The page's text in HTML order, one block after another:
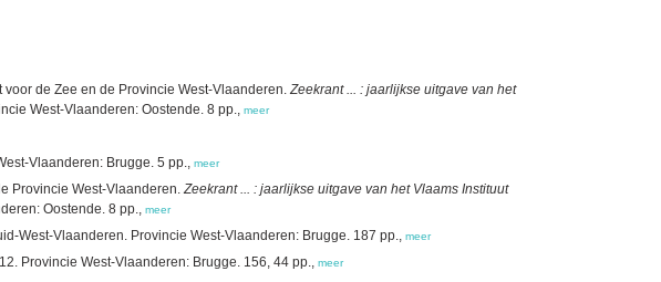
de Zee en de Provincie West-Vlaanderen.Zeekrant ... : jaarlijkse uitgave van het
West-Vlaanderen: Oostende. 8 pp., meer
Vlaanderen: Brugge. 5 pp., meer
Provincie West-Vlaanderen.Zeekrant ... : jaarlijkse uitgave van het Vlaams Instituut
Oostende. 8 pp., meer
West-Vlaanderen. Provincie West-Vlaanderen: Brugge. 187 pp., meer
Provincie West-Vlaanderen: Brugge. 156, 44 pp., meer